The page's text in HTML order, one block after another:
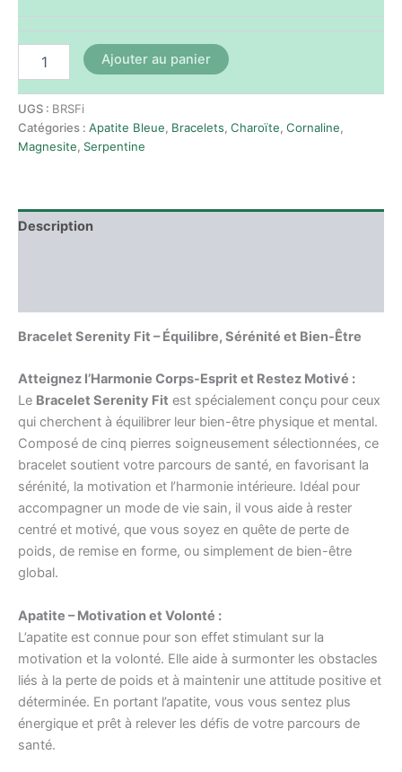
Ajouter au panier
UGS : BRSFi
Catégories : Apatite Bleue, Bracelets, Charoïte, Cornaline,
Magnesite, Serpentine
Description
Bracelet Serenity Fit – Équilibre, Sérénité et Bien-Être
Atteignez l’Harmonie Corps-Esprit et Restez Motivé :
Le Bracelet Serenity Fit est spécialement conçu pour ceux
qui cherchent à équilibrer leur bien-être physique et mental.
Composé de cinq pierres soigneusement sélectionnées, ce
bracelet soutient votre parcours de santé, en favorisant la
sérénité, la motivation et l’harmonie intérieure. Idéal pour
accompagner un mode de vie sain, il vous aide à rester
centré et motivé, que vous soyez en quête de perte de
poids, de remise en forme, ou simplement de bien-être
global.
Apatite – Motivation et Volonté :
L’apatite est connue pour son effet stimulant sur la
motivation et la volonté. Elle aide à surmonter les obstacles
liés à la perte de poids et à maintenir une attitude positive et
déterminée. En portant l’apatite, vous vous sentez plus
énergique et prêt à relever les défis de votre parcours de
santé.